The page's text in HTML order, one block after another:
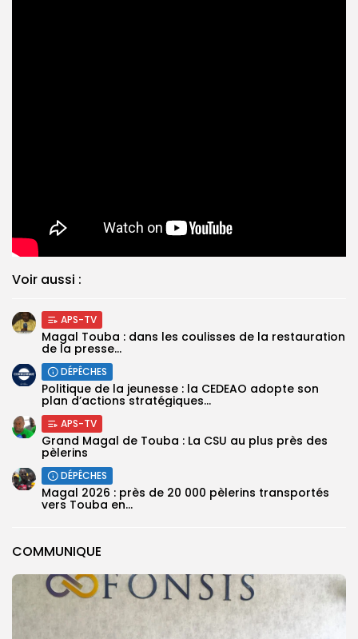
COMMUNIQUE
Voir aussi :
APS-TV
Magal Touba : dans les coulisses de la restauration
de la presse...
DÉPÊCHES
Politique de la jeunesse : la CEDEAO adopte son
plan d’actions stratégiques...
APS-TV
Grand Magal de Touba : La CSU au plus près des
pèlerins
DÉPÊCHES
Magal 2026 : près de 20 000 pèlerins transportés
vers Touba en...